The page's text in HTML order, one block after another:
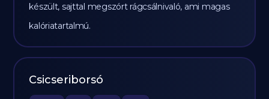
készült, sajttal megszórt rágcsálnivaló, ami magas
kalóriatartalmú.
Csicseriborsó